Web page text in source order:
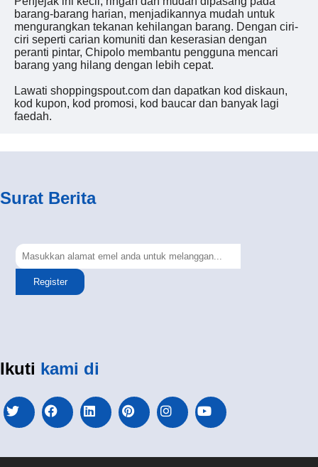
barang-barang harian, menjadikannya mudah untuk
mengurangkan tekanan kehilangan barang. Dengan ciri-
ciri seperti carian komuniti dan keserasian dengan
peranti pintar, Chipolo membantu pengguna mencari
barang yang hilang dengan lebih cepat.
Lawati shoppingspout.com dan dapatkan kod diskaun,
kod kupon, kod promosi, kod baucar dan banyak lagi
faedah.
Surat Berita
Register
Ikuti kami di